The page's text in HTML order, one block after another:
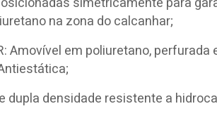
na zona do calcanhar;
Amovível em poliuretano,
dupla densidade resistente a